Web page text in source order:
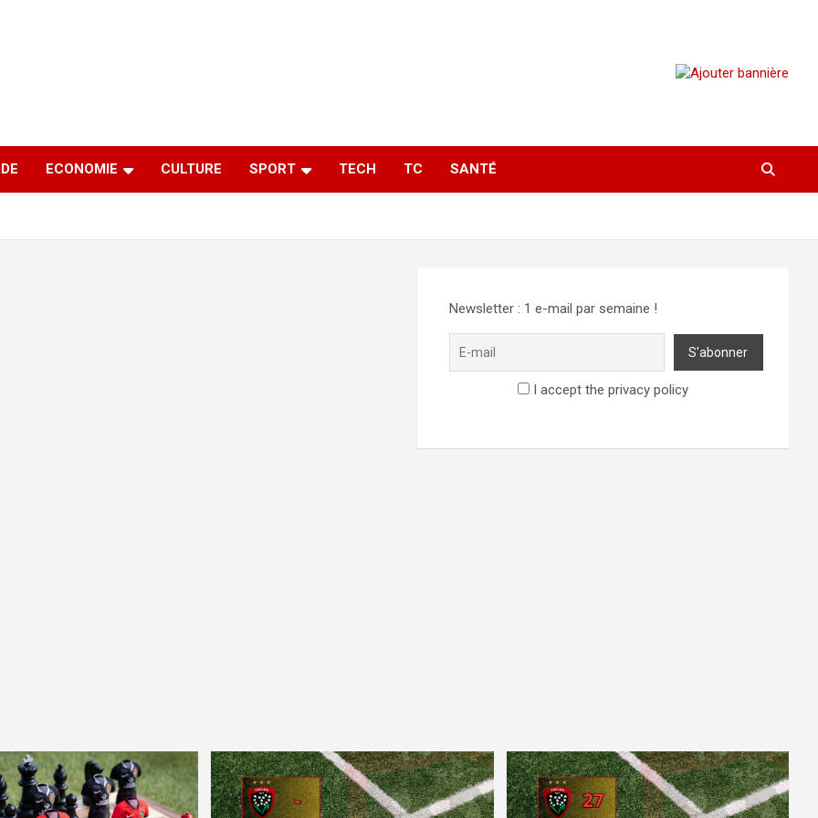
ECONOMIE CULTURE SPORT TECH TC SANTÉ
Newsletter : 1 e-mail par semaine !
I accept the privacy policy